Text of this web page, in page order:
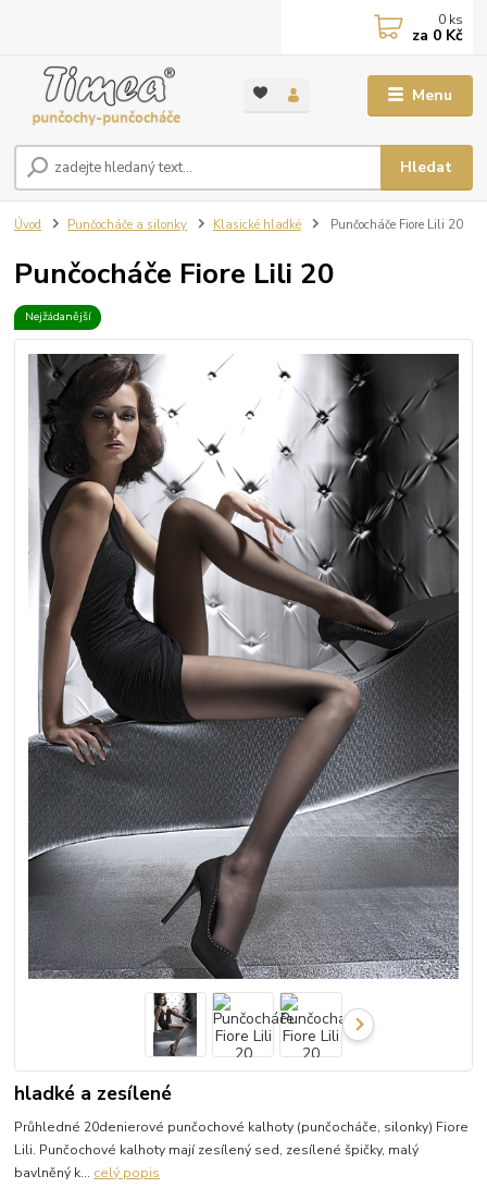
Menu
Hledat
0 ks
za 0 Kč
Úvod Punčocháče a silonky Klasické hladké Punčocháče Fiore Lili 20
Punčocháče Fiore Lili 20
Nejžádanější
hladké a zesílené
Průhledné 20denierové punčochové kalhoty (punčocháče, silonky) Fiore
Lili. Punčochové kalhoty mají zesílený sed, zesílené špičky, malý
bavlněný k... celý popis